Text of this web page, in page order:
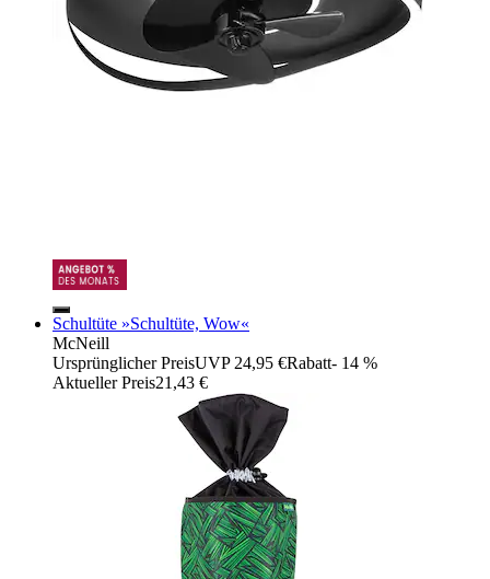
Schultüte »Schultüte, Wow«
McNeill
Ursprünglicher PreisUVP 24,95 €Rabatt- 14 %
Aktueller Preis21,43 €